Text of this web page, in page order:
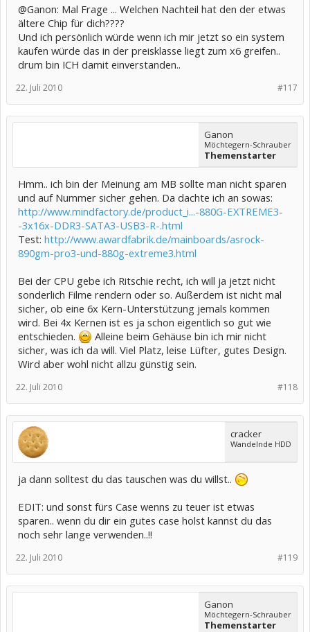
@Ganon: Mal Frage ... Welchen Nachteil hat den der etwas
ältere Chip für dich????
Und ich persönlich würde wenn ich mir jetzt so ein system
kaufen würde das in der preisklasse liegt zum x6 greifen..
drum bin ICH damit einverstanden..
#117
22. Juli 2010
Ganon
Möchtegern-Schrauber
Themenstarter
Hmm.. ich bin der Meinung am MB sollte man nicht sparen
und auf Nummer sicher gehen. Da dachte ich an sowas:
http://www.mindfactory.de/product_i...-880G-EXTREME3-
-3x16x-DDR3-SATA3-USB3-R-.html
Test: http://www.awardfabrik.de/mainboards/asrock-
890gm-pro3-und-880g-extreme3.html
Bei der CPU gebe ich Ritschie recht, ich will ja jetzt nicht
sonderlich Filme rendern oder so. Außerdem ist nicht mal
sicher, ob eine 6x Kern-Unterstützung jemals kommen
wird. Bei 4x Kernen ist es ja schon eigentlich so gut wie
entschieden.
Alleine beim Gehäuse bin ich mir nicht
sicher, was ich da will. Viel Platz, leise Lüfter, gutes Design.
Wird aber wohl nicht allzu günstig sein.
#118
22. Juli 2010
cracker
Wandelnde HDD
ja dann solltest du das tauschen was du willst..
EDIT: und sonst fürs Case wenns zu teuer ist etwas
sparen.. wenn du dir ein gutes case holst kannst du das
noch sehr lange verwenden..!!
#119
22. Juli 2010
Ganon
Möchtegern-Schrauber
Themenstarter